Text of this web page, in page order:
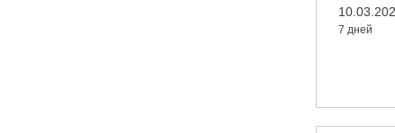
7 дней